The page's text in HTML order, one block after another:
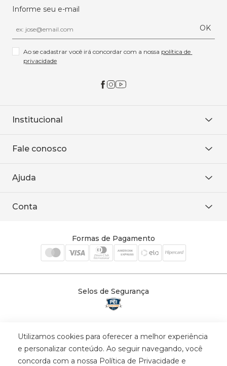
Informe seu e-mail
OK
Ao se cadastrar você irá concordar com a nossa política de
privacidade
Institucional
Onde encontrar
Baixe o APP
Fale conosco
WhatsApp
Ajuda
Política de entrega
Conta
Cadastre-se
Formas de Pagamento
Selos de Segurança
© 2025 Trinys Indústria e Comércio Ltda - Todos os direitos reservados
| CNPJ: 59.907.634/0001-75 | Rua Santa Augusta, 409 - Vila
Califórnia - Osvaldo Cruz - SP - CEP: 17702-316.
Utilizamos cookies para oferecer a melhor experiência
e personalizar conteúdo. Ao seguir navegando, você
concorda com a nossa Política de Privacidade e